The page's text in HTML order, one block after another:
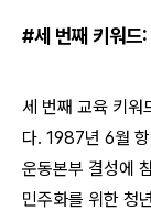
#세 번째 키워드:
세 번째 교육 키워
다. 1987년 6월
운동본부 결성에
민주화를 위한 청